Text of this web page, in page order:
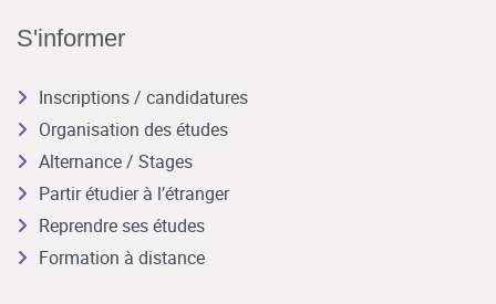
S'informer
Inscriptions / candidatures
Organisation des études
Alternance / Stages
Partir étudier à l’étranger
Reprendre ses études
Formation à distance